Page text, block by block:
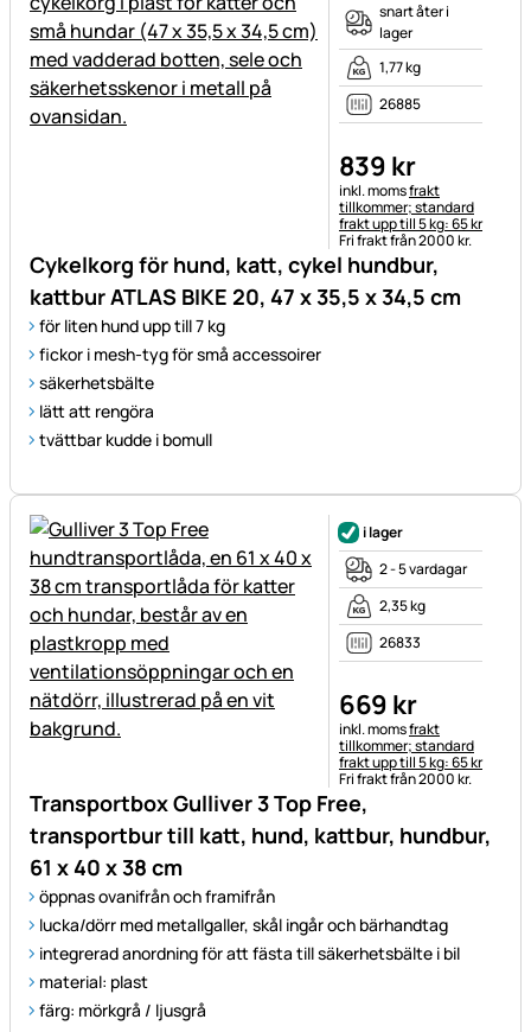
Cykelkorg för hund, katt, cykel hundbur,
kattbur ATLAS BIKE 20, 47 x 35,5 x 34,5 cm
för liten hund upp till 7 kg
fickor i mesh-tyg för små accessoirer
säkerhetsbälte
lätt att rengöra
tvättbar kudde i bomull
snart åter i
lager
1,77 kg
26885
839 kr
Skatteinformation:
inkl. momsfrakt
tillkommer; standard
frakt upp till 5 kg: 65 kr
Fri frakt från 2000 kr.
Transportbox Gulliver 3 Top Free,
transportbur till katt, hund, kattbur, hundbur,
61 x 40 x 38 cm
öppnas ovanifrån och framifrån
lucka/dörr med metallgaller, skål ingår och bärhandtag
integrerad anordning för att fästa till säkerhetsbälte i bil
material: plast
färg: mörkgrå / ljusgrå
i lager
2 - 5 vardagar
2,35 kg
26833
669 kr
Skatteinformation:
inkl. momsfrakt
tillkommer; standard
frakt upp till 5 kg: 65 kr
Fri frakt från 2000 kr.